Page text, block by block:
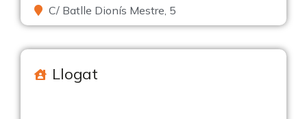
C/ Batlle Dionís Mestre, 5
Llogat